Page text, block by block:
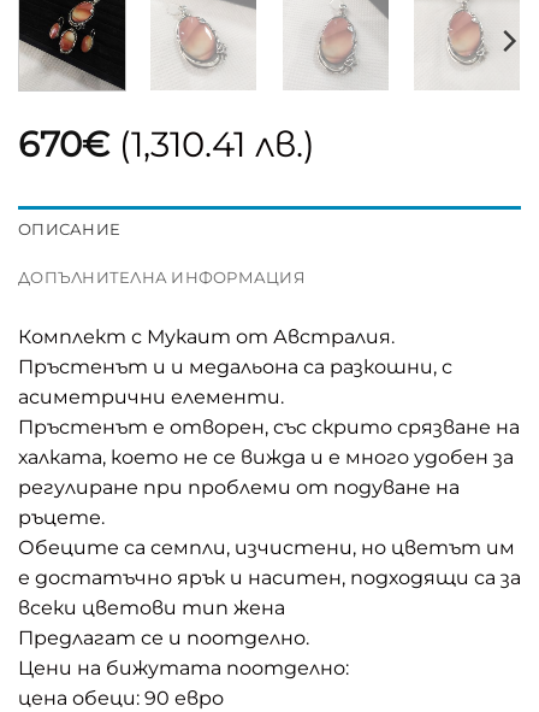
670€ (1,310.41 лв.)
ОПИСАНИЕ
ДОПЪЛНИТЕЛНА ИНФОРМАЦИЯ
Комплект с Мукаит от Австралия.
Пръстенът и и медальона са разкошни, с
асиметрични елементи.
Пръстенът е отворен, със скрито срязване на
халката, което не се вижда и е много удобен за
регулиране при проблеми от подуване на
ръцете.
Обеците са семпли, изчистени, но цветът им
е достатъчно ярък и наситен, подходящи са за
всеки цветови тип жена
Предлагат се и поотделно.
Цени на бижутата поотделно:
цена обеци: 90 евро